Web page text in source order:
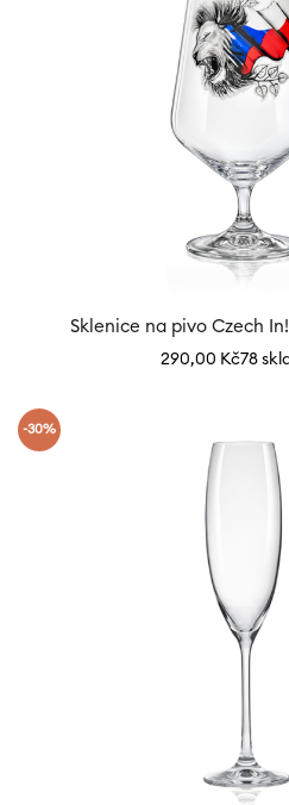
Sklenice na pivo Czech
290,00 Kč78
-30%